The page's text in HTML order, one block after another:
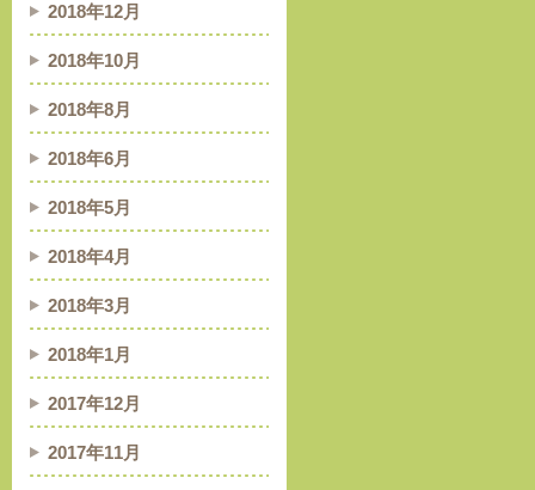
2018年12月
2018年10月
2018年8月
2018年6月
2018年5月
2018年4月
2018年3月
2018年1月
2017年12月
2017年11月